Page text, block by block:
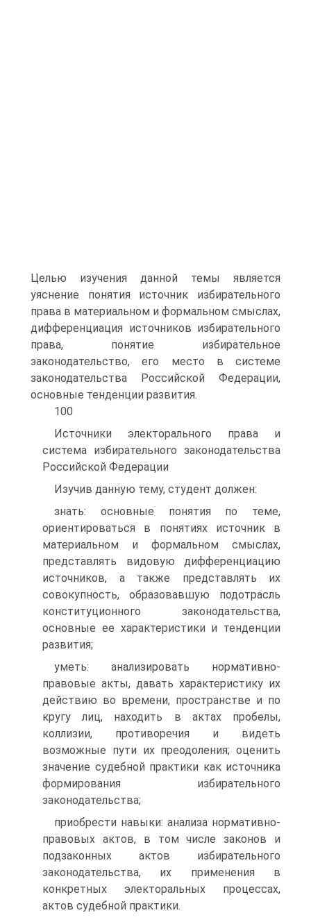
Целью изучения данной темы является
уяснение понятия источник избирательного
права в материальном и формальном смыслах,
дифференциация источников избирательного
права, понятие избирательное
законодательство, его место в системе
законодательства Российской Федерации,
основные тенденции развития.
100
Источники электорального права и
система избирательного законодательства
Российской Федерации
Изучив данную тему, студент должен:
знать: основные понятия по теме,
ориентироваться в понятиях источник в
материальном и формальном смыслах,
представлять видовую дифференциацию
источников, а также представлять их
совокупность, образовавшую подотрасль
конституционного законодательства,
основные ее характеристики и тенденции
развития;
уметь: анализировать нормативно-
правовые акты, давать характеристику их
действию во времени, пространстве и по
кругу лиц, находить в актах пробелы,
коллизии, противоречия и видеть
возможные пути их преодоления; оценить
значение судебной практики как источника
формирования избирательного
законодательства;
приобрести навыки: анализа нормативно-
правовых актов, в том числе законов и
подзаконных актов избирательного
законодательства, их применения в
конкретных электоральных процессах,
актов судебной практики.